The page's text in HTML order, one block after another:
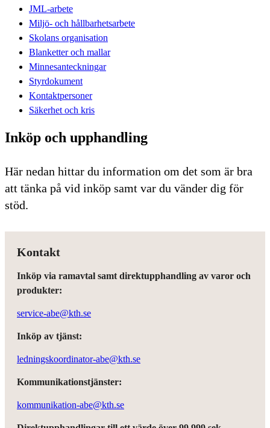
JML-arbete
Miljö- och hållbarhetsarbete
Skolans organisation
Blanketter och mallar
Minnesanteckningar
Styrdokument
Kontaktpersoner
Säkerhet och kris
Inköp och upphandling
Här nedan hittar du information om det som är bra
att tänka på vid inköp samt var du vänder dig för
stöd.
Kontakt
Inköp via ramavtal samt direktupphandling av varor och
produkter:
service-abe@kth.se
Inköp av tjänst:
ledningskoordinator-abe@kth.se
Kommunikationstjänster:
kommunikation-abe@kth.se